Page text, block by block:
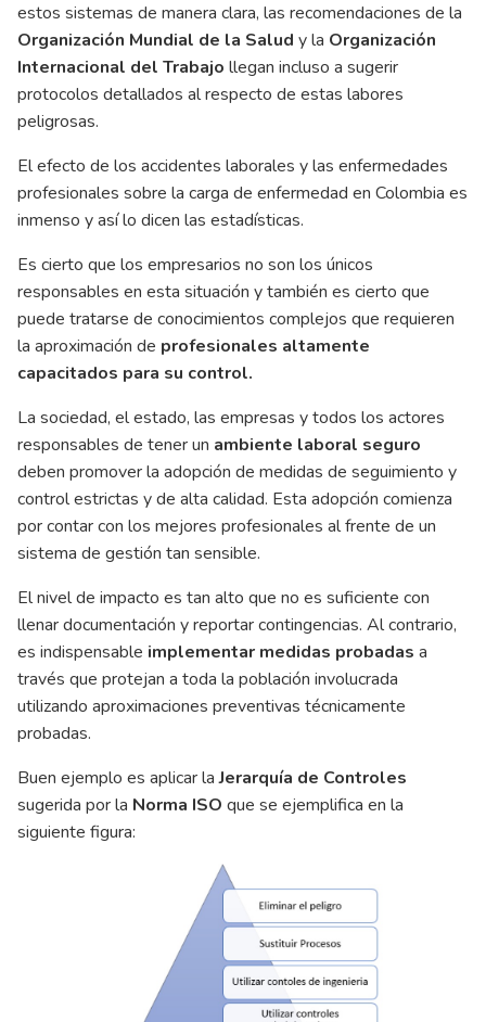
estos sistemas de manera clara, las recomendaciones de la
Organización Mundial de la Salud y la Organización
Internacional del Trabajo llegan incluso a sugerir
protocolos detallados al respecto de estas labores
peligrosas.
El efecto de los accidentes laborales y las enfermedades
profesionales sobre la carga de enfermedad en Colombia es
inmenso y así lo dicen las estadísticas.
Es cierto que los empresarios no son los únicos
responsables en esta situación y también es cierto que
puede tratarse de conocimientos complejos que requieren
la aproximación de profesionales altamente
capacitados para su control.
La sociedad, el estado, las empresas y todos los actores
responsables de tener un ambiente laboral seguro
deben promover la adopción de medidas de seguimiento y
control estrictas y de alta calidad. Esta adopción comienza
por contar con los mejores profesionales al frente de un
sistema de gestión tan sensible.
El nivel de impacto es tan alto que no es suficiente con
llenar documentación y reportar contingencias. Al contrario,
es indispensable implementar medidas probadas a
través que protejan a toda la población involucrada
utilizando aproximaciones preventivas técnicamente
probadas.
Buen ejemplo es aplicar laJerarquía de Controles
sugerida por la Norma ISO que se ejemplifica en la
siguiente figura: